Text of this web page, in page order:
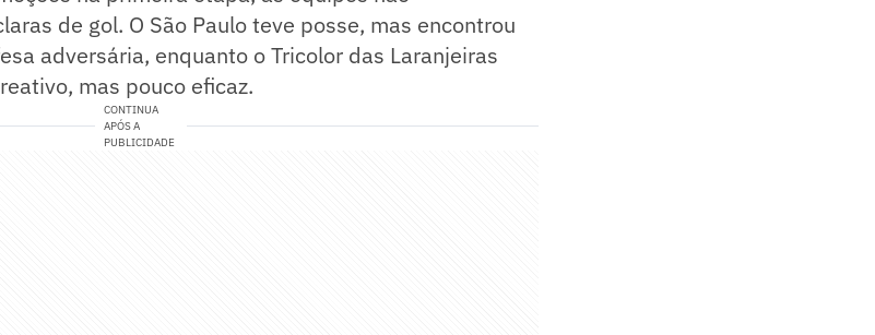
de gol. O São Paulo teve posse, mas encontrou
adversária, enquanto o Tricolor das Laranjeiras
mas pouco eficaz.
CONTINUA
APÓS A
PUBLICIDADE